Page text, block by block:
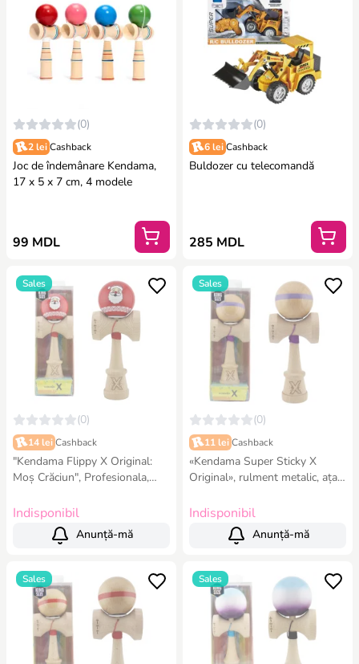
(0)
2 lei Cashback
Joc de îndemânare Kendama,
17 x 5 x 7 cm, 4 modele
99 MDL
(0)
6 lei Cashback
Buldozer cu telecomandă
285 MDL
Sales
(0)
14 lei Cashback
"Kendama Flippy X Original:
Moș Crăciun", Profesionala,
Cupe Mari, 7.5 x 6 x 18 cm
Indisponibil
Anunță-mă
Sales
(0)
11 lei Cashback
«Kendama Super Sticky X
Original», rulment metalic, ața
18 cm, mov
Indisponibil
Anunță-mă
Sales Sales